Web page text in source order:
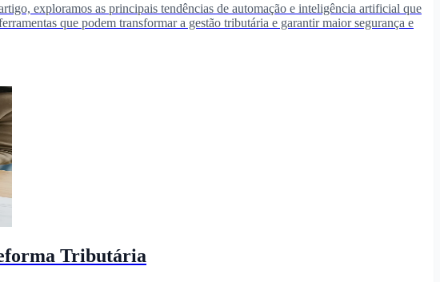
exploramos as principais tendências de automação e inteligência artificial que
que podem transformar a gestão tributária e garantir maior segurança e
Tributária